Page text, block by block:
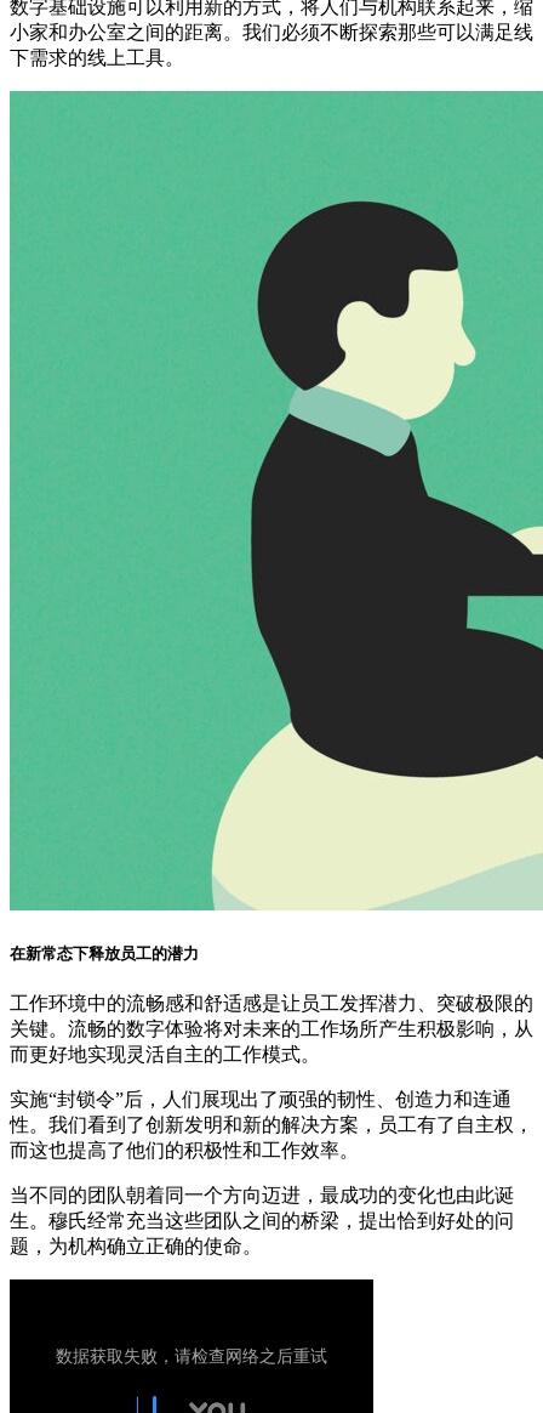
数字基础设施可以利用新的方式，将人们与机构联系起来，缩
小家和办公室之间的距离。我们必须不断探索那些可以满足线
下需求的线上工具。
在新常态下释放员工的潜力
工作环境中的流畅感和舒适感是让员工发挥潜力、突破极限的
关键。流畅的数字体验将对未来的工作场所产生积极影响，从
而更好地实现灵活自主的工作模式。
实施“封锁令”后，人们展现出了顽强的韧性、创造力和连通
性。我们看到了创新发明和新的解决方案，员工有了自主权，
而这也提高了他们的积极性和工作效率。
当不同的团队朝着同一个方向迈进，最成功的变化也由此诞
生。穆氏经常充当这些团队之间的桥梁，提出恰到好处的问
题，为机构确立正确的使命。